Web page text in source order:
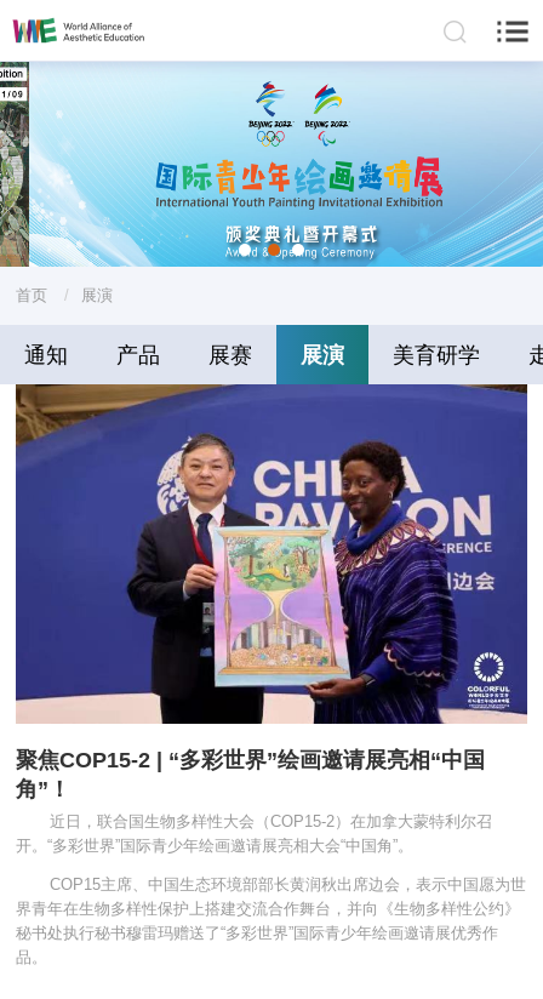
首页 / 展演
通知 产品 展赛 展演 美育研学
可持续发展
聚焦COP15-2 | “多彩世界”绘画邀请展亮相“中国
角”！
近日，联合国生物多样性大会（COP15-2）在加拿大蒙特利尔召
开。“多彩世界”国际青少年绘画邀请展亮相大会“中国角”。
COP15主席、中国生态环境部部长黄润秋出席边会，表示中国愿为世
界青年在生物多样性保护上搭建交流合作舞台，并向《生物多样性公约》
秘书处执行秘书穆雷玛赠送了“多彩世界”国际青少年绘画邀请展优秀作
品。